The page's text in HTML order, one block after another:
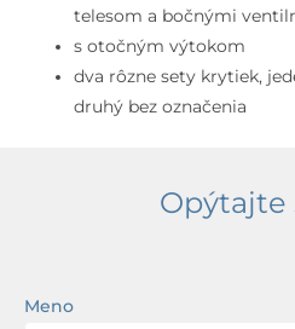
otvorová
inštalácia,
Cool
Sunrise
telesom a bočnými
s otočným výtokom
dva rôzne sety krytiek,
druhý bez označenia
Opýtajte
Meno